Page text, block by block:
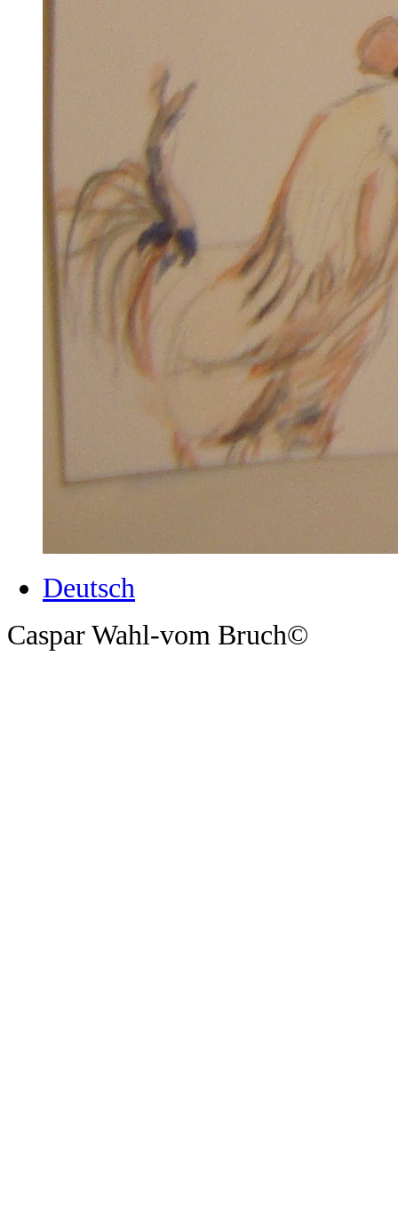
Deutsch
Caspar Wahl-vom Bruch©